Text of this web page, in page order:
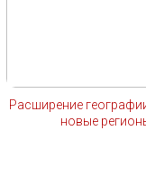
Расширение
новые